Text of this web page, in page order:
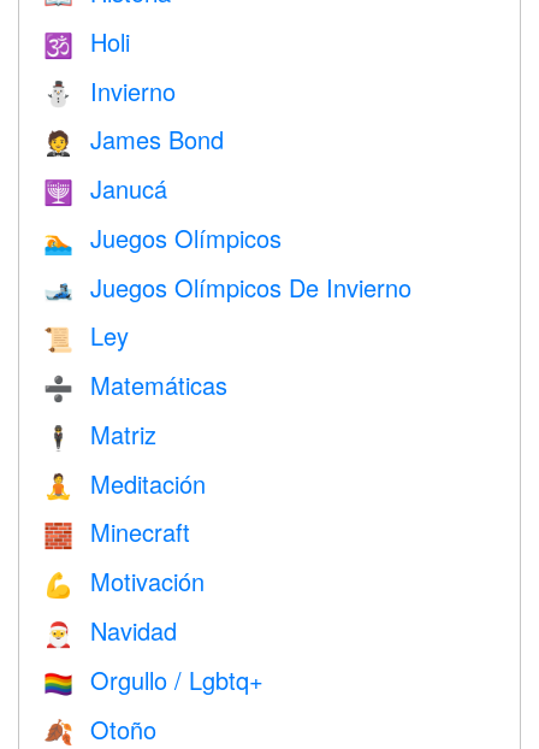
🕉 Holi
⛄ Invierno
🤵 James Bond
🕎 Janucá
🏊 Juegos Olímpicos
🎿 Juegos Olímpicos De Invierno
📜 Ley
➗ Matemáticas
🕴️ Matriz
🧘 Meditación
🧱 Minecraft
💪 Motivación
🎅 Navidad
🏳️‍🌈 Orgullo / Lgbtq+
🍂 Otoño